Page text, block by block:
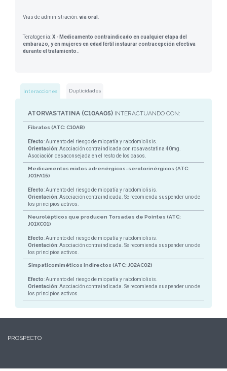
Vias de administración:vía oral
Teratogenia:X - Medicamento contraindicado en cualquier etapa del
embarazo, y en mujeres en edad fértil instaurar contracepción efectiva
durante el tratamiento.
Interacciones Duplicidades
ATORVASTATINA (C10AA05) INTERACTUANDO CON:
Fibratos (ATC: C10AB)
Efecto: Aumento del riesgo de miopatía y rabdomiolisis.
Orientación: Asociación contraindicada con rosavastatina 40mg.
Asociación desaconsejada en el resto de los casos.
Medicamentos mixtos adrenérgicos-serotorinérgicos (ATC:
J01FA15)
Efecto: Aumento del riesgo de miopatía y rabdomiolisis.
Orientación: Asociación contraindicada. Se recomienda suspender uno de
los principios activos.
Neurolépticos que producen Torsades de Pointes (ATC:
J01XC01)
Efecto: Aumento del riesgo de miopatía y rabdomiolisis.
Orientación: Asociación contraindicada. Se recomienda suspender uno de
los principios activos.
Simpaticomiméticos indirectos (ATC: J02AC02)
Efecto: Aumento del riesgo de miopatía y rabdomiolisis.
Orientación: Asociación contraindicada. Se recomienda suspender uno de
los principios activos.
PROSPECTO